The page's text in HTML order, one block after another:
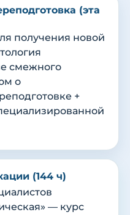
(эта
получения новой
смежного
о
+
(144 ч)
— курс